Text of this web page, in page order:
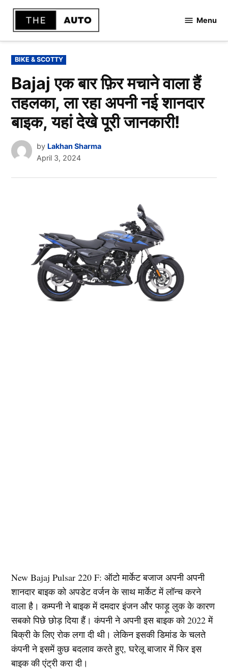
Skip
content
Menu
POSTED
IN
BIKE & SCOTTY
Bajaj एक बार फ़िर मचाने वाला हैं
तहलका, ला रहा अपनी नई शानदार
बाइक, यहां देखे पूरी जानकारी!
by Lakhan Sharma
April 3, 2024
New Bajaj Pulsar 220 F: ऑटो मार्केट बजाज अपनी अपनी
शानदार बाइक को अपडेट वर्जन के साथ मार्केट में लॉन्च करने
वाला है। कम्पनी ने बाइक में दमदार इंजन और फाड़ू लुक के कारण
सबको पिछे छोड़ दिया हैं। कंपनी ने अपनी इस बाइक को 2022 में
बिक्री के लिए रोक लगा दी थी। लेकिन इसकी डिमांड के चलते
कंपनी ने इसमें कुछ बदलाव करते हुए, घरेलू बाजार में फिर इस
बाइक की एंट्री करा दी।